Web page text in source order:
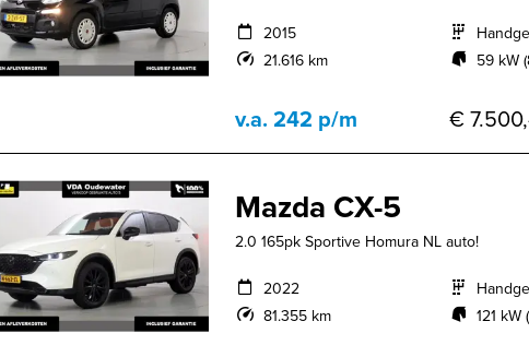
2015
21.616 km
59 kW
v.a. 242 p/m €
Mazda CX-5
2.0 165pk Sportive Homura NL auto!
2022
81.355 km
121 kW